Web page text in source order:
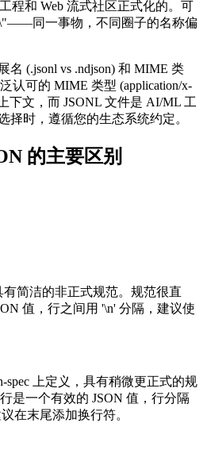
程和 Web 流式社区正式化的。可
同一事物，不同圈子的名称偏
名 (.jsonl vs .ndjson) 和 MIME 类
认可的 MIME 类型 (application/x-
下文，而 JSONL 文件是 AI/ML 工
择时，遵循您的生态系统约定。
的主要区别
有简洁的非正式规范。规范很直
值，行之间用 '\n' 分隔，建议使
spec 上定义，具有稍微更正式的规
是一个有效的 JSON 值，行分隔
在末尾添加换行符。